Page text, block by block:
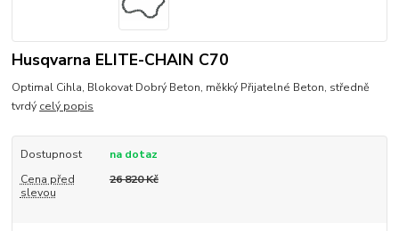
Husqvarna ELITE-CHAIN C70
Optimal Cihla, Blokovat Dobrý Beton, měkký Přijatelné Beton, středně
tvrdý celý popis
Dostupnost
na dotaz
Cena před
slevou
26 820 Kč